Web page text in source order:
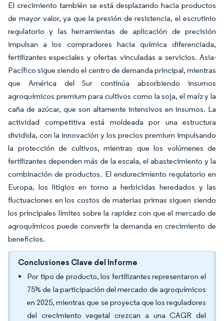
El crecimiento también se está desplazando hacia productos
de mayor valor, ya que la presión de resistencia, el escrutinio
regulatorio y las herramientas de aplicación de precisión
impulsan a los compradores hacia química diferenciada,
fertilizantes especiales y ofertas vinculadas a servicios. Asia-
Pacífico sigue siendo el centro de demanda principal, mientras
que América del Sur continúa absorbiendo insumos
agroquímicos premium para cultivos como la soja, el maíz y la
caña de azúcar, que son altamente intensivos en insumos. La
actividad competitiva está moldeada por una estructura
dividida, con la innovación y los precios premium impulsando
la protección de cultivos, mientras que los volúmenes de
fertilizantes dependen más de la escala, el abastecimiento y la
combinación de productos. El endurecimiento regulatorio en
Europa, los litigios en torno a herbicidas heredados y las
fluctuaciones en los costos de materias primas siguen siendo
los principales límites sobre la rapidez con que el mercado de
agroquímicos puede convertir la demanda en crecimiento de
beneficios.
Conclusiones Clave del Informe
Por tipo de producto, los fertilizantes representaron el
75% de la participación del mercado de agroquímicos
en 2025, mientras que se proyecta que los reguladores
del crecimiento vegetal crezcan a una CAGR del